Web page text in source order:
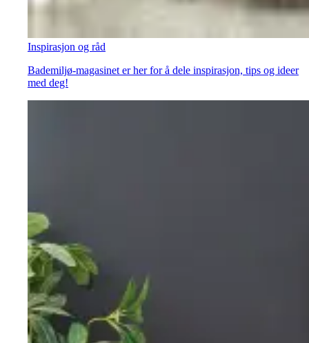
Inspirasjon og råd
Bademiljø-magasinet er her for å dele inspirasjon, tips og ideer
med deg!